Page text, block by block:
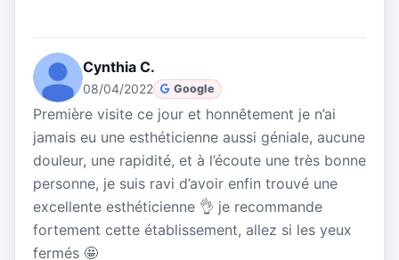
Cynthia C.
08/04/2022 Google
Première visite ce jour et honnêtement je n’ai
jamais eu une esthéticienne aussi géniale, aucune
douleur, une rapidité, et à l’écoute une très bonne
personne, je suis ravi d’avoir enfin trouvé une
excellente esthéticienne 👌 je recommande
fortement cette établissement, allez si les yeux
fermés 🤩